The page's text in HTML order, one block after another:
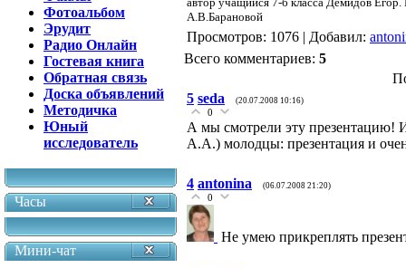
Фотоальбом
Эрудит
Радио Онлайн
Гостевая книга
Обратная связь
Доска объявлений
Методичка
Юный
исследователь
Часы
Мини-чат
А.В.Барановой
Просмотров: 1076 | Добавил:
Всего комментариев: 5
5 seda (20.07.2008 10:16)
0
А мы смотрели эту презентацию!
А.А.) молодцы: презентация и
4 antonina (06.07.2008 21:20)
0
Не умею прикреплять